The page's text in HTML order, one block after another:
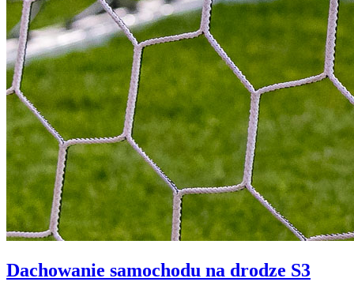
Dachowanie samochodu na drodze S3